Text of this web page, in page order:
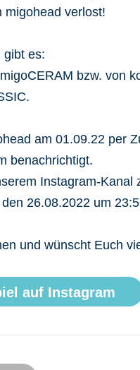
migohead verlost!
gibt es:
bzw. von
am 01.09.22 per
benachrichtigt.
Instagram-Kanal
26.08.2022 um
und wünscht Euch
auf Instagram